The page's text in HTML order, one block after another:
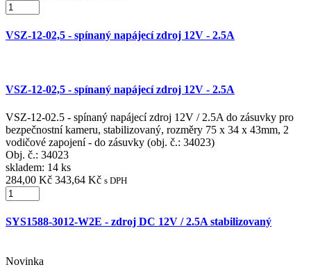
VSZ-12-02,5 - spínaný napájecí zdroj 12V - 2.5A
VSZ-12-02,5 - spínaný napájecí zdroj 12V - 2.5A
VSZ-12-02.5 - spínaný napájecí zdroj 12V / 2.5A do zásuvky pro
bezpečnostní kameru, stabilizovaný, rozměry 75 x 34 x 43mm, 2
vodičové zapojení - do zásuvky (obj. č.: 34023)
Obj. č.: 34023
skladem: 14 ks
284,00 Kč 343,64 Kč s DPH
SYS1588-3012-W2E - zdroj DC 12V / 2.5A stabilizovaný
Novinka